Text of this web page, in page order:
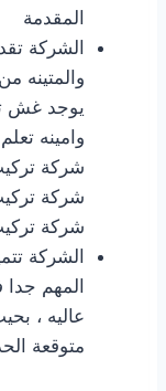
المقدمة
الشركة
والمتينه
يوجد غش
وامينه
شركة
شركة
شركة
الشركة
المهم جدا
عاليه ،
متوقعة